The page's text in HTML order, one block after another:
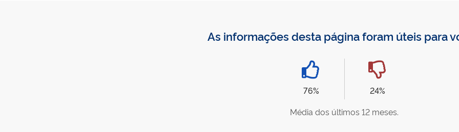
As informações desta página foram úteis para
76%
24%
Média dos últimos 12 meses.